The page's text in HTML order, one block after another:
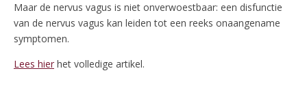
Maar de nervus vagus is niet onverwoestbaar: een disfunctie
van de nervus vagus kan leiden tot een reeks onaangename
symptomen.
Lees hier het volledige artikel.